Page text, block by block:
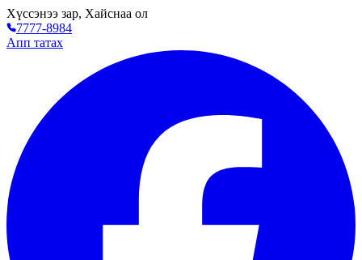
Хүссэнээ зар, Хайснаа ол
7777-8984
Апп татах